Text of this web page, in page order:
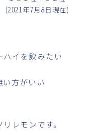
(2021年7月8日現在)
イを飲みたい
方がいい
レモンです。